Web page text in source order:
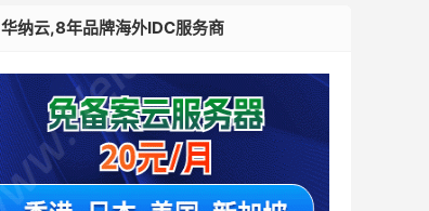
华纳云,8年品牌海外IDC服务商